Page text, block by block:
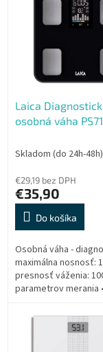
Laica
osobná váha
Skladom (do 24h-48h)
€29,19 bez DPH
€35,90
Do košíka
Osobná váha -
maximálna nosnosť:
presnosť váženia:
parametrov merania
meranie telesnej